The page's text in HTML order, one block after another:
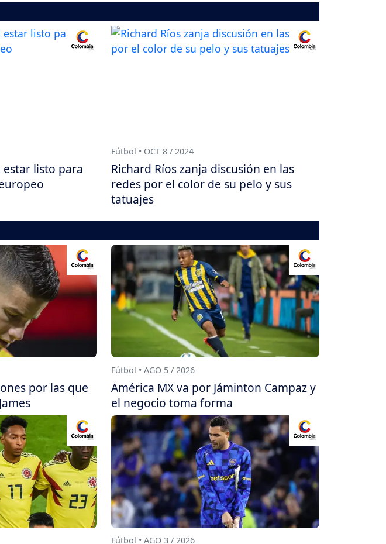
estar listo para
Fútbol • OCT 8 / 2024
Richard Ríos zanja discusión en las
redes por el color de su pelo y sus
tatuajes
por las que
Fútbol • AGO 5 / 2026
América MX va por Jáminton Campaz y
el negocio toma forma
Fútbol • AGO 3 / 2026